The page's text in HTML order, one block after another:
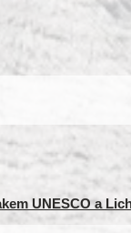
UNESCO a